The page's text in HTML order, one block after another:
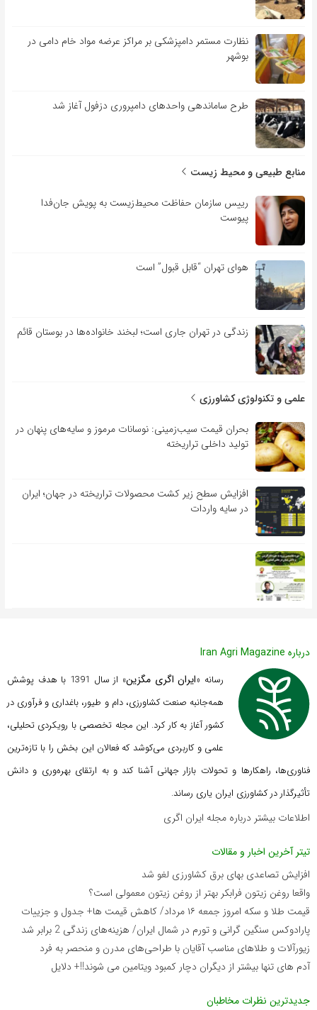
نظارت مستمر دامپزشکی بر مراکز عرضه مواد خام دامی در
بوشهر
طرح ساماندهی واحدهای دامپروری دزفول آغاز شد
منابع طبیعی و محیط زیست
رییس سازمان حفاظت محیط‌زیست به پویش جان‌فدا
پیوست
هوای تهران “قابل قبول” است
زندگی در تهران جاری است؛ لبخند خانواده‌ها در بوستان قائم
علمی و تکنولوژی کشاورزی
بحران قیمت سیب‌زمینی: نوسانات مرموز و سایه‌های پنهان در
تولید داخلی تراریخته
افزایش سطح زیر کشت محصولات تراریخته در جهان؛ ایران
در سایه واردات
درباره Iran Agri Magazine
رسانه «ایران اگری مگزین
» از سال 1391 با هدف پوشش
همه‌جانبه صنعت کشاورزی، دام و طیور، باغداری و فرآوری در
کشور آغاز به کار کرد. این مجله تخصصی با رویکردی تحلیلی،
علمی و کاربردی می‌کوشد که فعالان این بخش را با تازه‌ترین
فناوری‌ها، راهکارها و تحولات بازار جهانی آشنا کند و به ارتقای بهره‌وری و دانش
تأثیرگذار در کشاورزی ایران یاری رساند.
اطلاعات بیشتر درباره مجله ایران اگری
تیتر آخرین اخبار و مقالات
افزایش تصاعدی بهای برق کشاورزی لغو شد
واقعا روغن زیتون فرابکر بهتر از روغن زیتون معمولی است؟
قیمت طلا و سکه امروز جمعه ۱۶ مرداد/ کاهش قیمت ها+ جدول و جزییات
پارادوکس سنگین گرانی و تورم در شمال ایران/ هزینه‌های زندگی 2 برابر ‌شد
زیورآلات و طلاهای مناسب آقایان با طراحی‌های مدرن و منحصر به فرد
آدم های تنها بیشتر از دیگران دچار کمبود ویتامین می شوند!!+ دلایل
جدیدترین نظرات مخاطبان